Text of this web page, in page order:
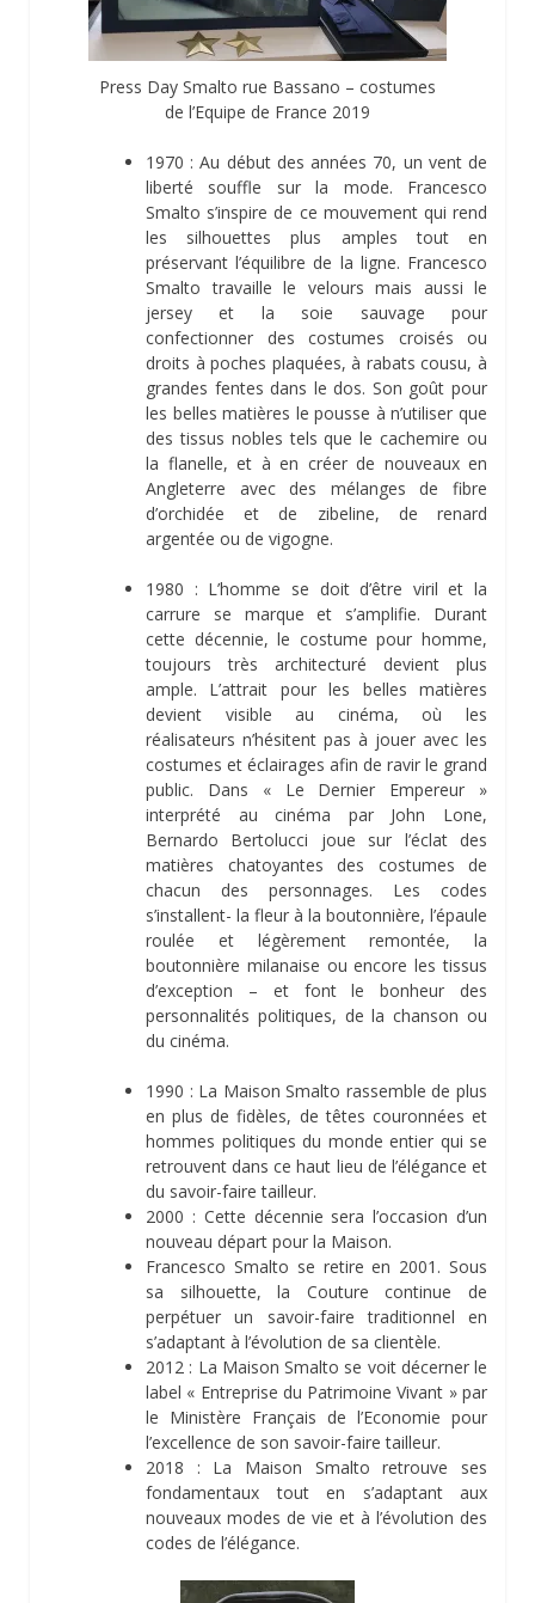
Press Day Smalto rue Bassano – costumes
de l’Equipe de France 2019
1970 : Au début des années 70, un vent de
liberté souffle sur la mode. Francesco
Smalto s’inspire de ce mouvement qui rend
les silhouettes plus amples tout en
préservant l’équilibre de la ligne. Francesco
Smalto travaille le velours mais aussi le
jersey et la soie sauvage pour
confectionner des costumes croisés ou
droits à poches plaquées, à rabats cousu, à
grandes fentes dans le dos. Son goût pour
les belles matières le pousse à n’utiliser que
des tissus nobles tels que le cachemire ou
la flanelle, et à en créer de nouveaux en
Angleterre avec des mélanges de fibre
d’orchidée et de zibeline, de renard
argentée ou de vigogne.
1980 : L’homme se doit d’être viril et la
carrure se marque et s’amplifie. Durant
cette décennie, le costume pour homme,
toujours très architecturé devient plus
ample. L’attrait pour les belles matières
devient visible au cinéma, où les
réalisateurs n’hésitent pas à jouer avec les
costumes et éclairages afin de ravir le grand
public. Dans « Le Dernier Empereur »
interprété au cinéma par John Lone,
Bernardo Bertolucci joue sur l’éclat des
matières chatoyantes des costumes de
chacun des personnages. Les codes
s’installent- la fleur à la boutonnière, l’épaule
roulée et légèrement remontée, la
boutonnière milanaise ou encore les tissus
d’exception – et font le bonheur des
personnalités politiques, de la chanson ou
du cinéma.
1990 : La Maison Smalto rassemble de plus
en plus de fidèles, de têtes couronnées et
hommes politiques du monde entier qui se
retrouvent dans ce haut lieu de l’élégance et
du savoir-faire tailleur.
2000 : Cette décennie sera l’occasion d’un
nouveau départ pour la Maison.
Francesco Smalto se retire en 2001. Sous
sa silhouette, la Couture continue de
perpétuer un savoir-faire traditionnel en
s’adaptant à l’évolution de sa clientèle.
2012 : La Maison Smalto se voit décerner le
label « Entreprise du Patrimoine Vivant » par
le Ministère Français de l’Economie pour
l’excellence de son savoir-faire tailleur.
2018 : La Maison Smalto retrouve ses
fondamentaux tout en s’adaptant aux
nouveaux modes de vie et à l’évolution des
codes de l’élégance.